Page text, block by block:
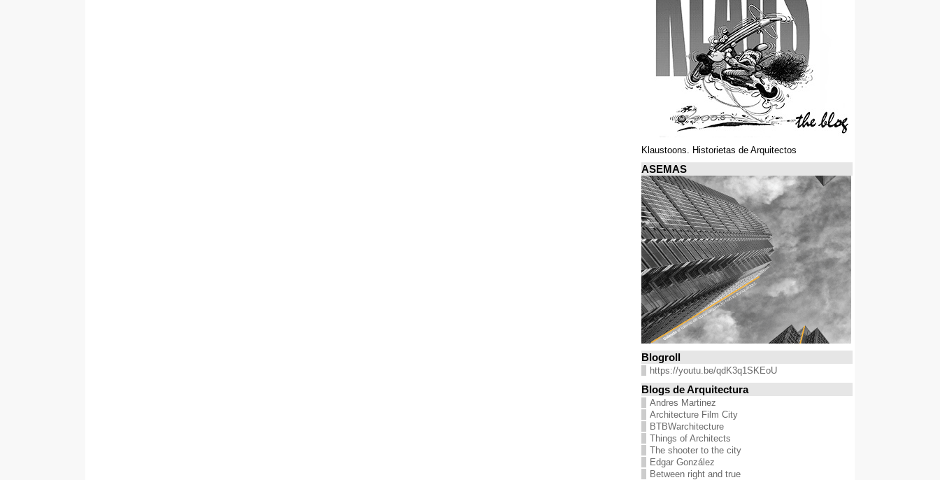
Klaustoons. Historietas de Arquitectos
ASEMAS
Blogroll
https://youtu.be/qdK3q1SKEoU
Blogs de Arquitectura
Andres Martinez
Architecture Film City
BTBWarchitecture
Things of Architects
The shooter to the city
Edgar González
Between right and true